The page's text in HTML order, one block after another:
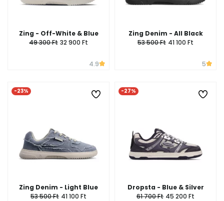
Zing - Off-White & Blue
49 300 Ft 32 900 Ft
4.9
Zing Denim - All Black
53 500 Ft 41 100 Ft
5
-23%
Zing Denim - Light Blue
53 500 Ft 41 100 Ft
-27%
Dropsta - Blue & Silver
61 700 Ft 45 200 Ft